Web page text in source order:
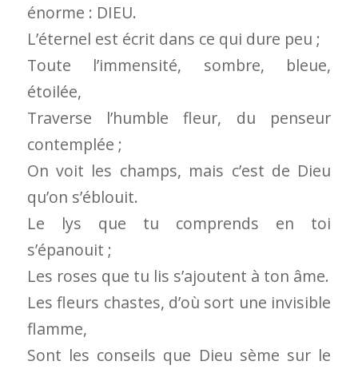
énorme : DIEU.
L’éternel est écrit dans ce qui dure peu ;
Toute l’immensité, sombre, bleue,
étoilée,
Traverse l’humble fleur, du penseur
contemplée ;
On voit les champs, mais c’est de Dieu
qu’on s’éblouit.
Le lys que tu comprends en toi
s’épanouit ;
Les roses que tu lis s’ajoutent à ton âme.
Les fleurs chastes, d’où sort une invisible
flamme,
Sont les conseils que Dieu sème sur le